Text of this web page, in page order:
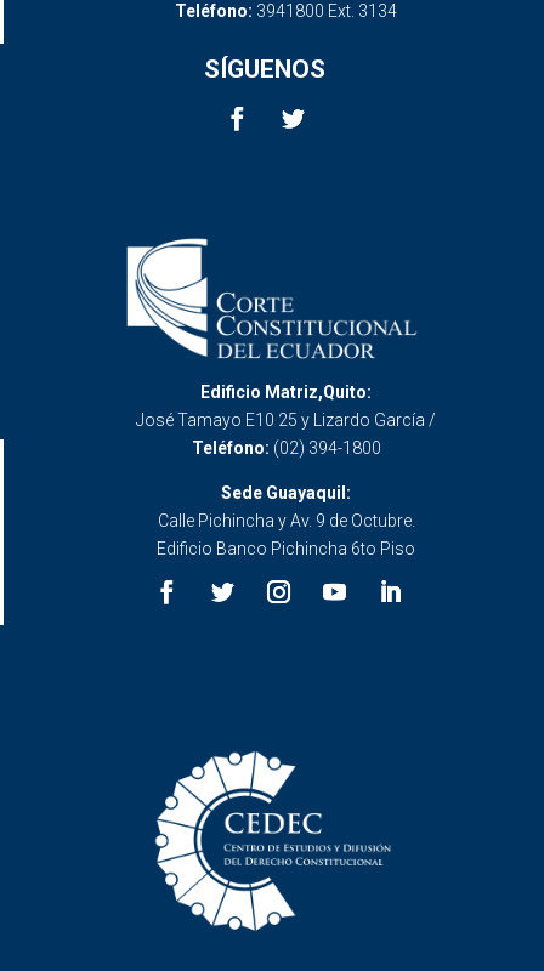
Teléfono: 3941800 Ext. 3134
SÍGUENOS
Edificio Matriz,Quito:
José Tamayo E10 25 y Lizardo García /
Teléfono: (02) 394-1800
Sede Guayaquil:
Calle Pichincha y Av. 9 de Octubre.
Edificio Banco Pichincha 6to Piso